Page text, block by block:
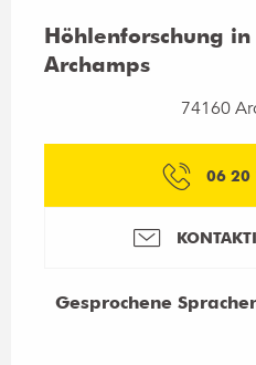
Höhlenforschung
Archamps
74160
06
Gesprochene
Gesprochene